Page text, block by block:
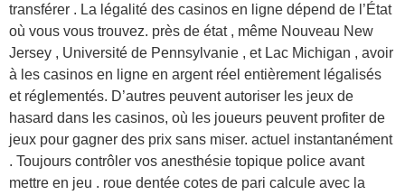
transférer . La légalité des casinos en ligne dépend de l’État
où vous vous trouvez. près de état , même Nouveau New
Jersey , Université de Pennsylvanie , et Lac Michigan , avoir
à les casinos en ligne en argent réel entièrement légalisés
et réglementés. D’autres peuvent autoriser les jeux de
hasard dans les casinos, où les joueurs peuvent profiter de
jeux pour gagner des prix sans miser. actuel instantanément
. Toujours contrôler vos anesthésie topique police avant
mettre en jeu . roue dentée cotes de pari calcule avec la